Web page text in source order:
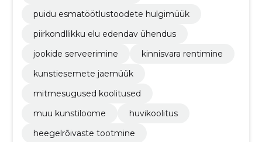
puidu esmatöötlustoodete hulgimüük
piirkondllikku elu edendav ühendus
jookide serveerimine
kinnisvara rentimine
kunstiesemete jaemüük
mitmesugused koolitused
muu kunstiloome
huvikoolitus
heegelrõivaste tootmine